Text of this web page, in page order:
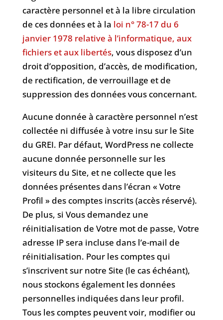
caractère personnel et à la libre circulation
de ces données et à la loi n° 78-17 du 6
janvier 1978 relative à l’informatique, aux
fichiers et aux libertés, vous disposez d’un
droit d’opposition, d’accès, de modification,
de rectification, de verrouillage et de
suppression des données vous concernant.
Aucune donnée à caractère personnel n’est
collectée ni diffusée à votre insu sur le Site
du GREI. Par défaut, WordPress ne collecte
aucune donnée personnelle sur les
visiteurs du Site, et ne collecte que les
données présentes dans l’écran « Votre
Profil » des comptes inscrits (accès réservé).
De plus, si Vous demandez une
réinitialisation de Votre mot de passe, Votre
adresse IP sera incluse dans l’e-mail de
réinitialisation. Pour les comptes qui
s’inscrivent sur notre Site (le cas échéant),
nous stockons également les données
personnelles indiquées dans leur profil.
Tous les comptes peuvent voir, modifier ou